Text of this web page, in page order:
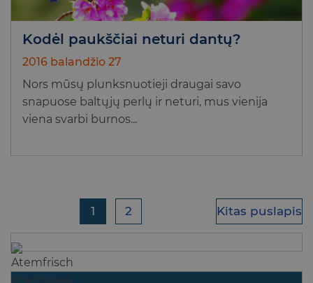
Kodėl paukščiai neturi dantų?
2016 balandžio 27
Nors mūsų plunksnuotieji draugai savo
snapuose baltųjų perlų ir neturi, mus vienija
viena svarbi burnos...
1 2 Kitas puslapis